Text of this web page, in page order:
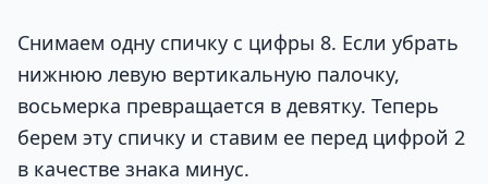
Снимаем одну спичку с цифры 8. Если убрать
нижнюю левую вертикальную палочку,
восьмерка превращается в девятку. Теперь
берем эту спичку и ставим ее перед цифрой 2
в качестве знака минус.